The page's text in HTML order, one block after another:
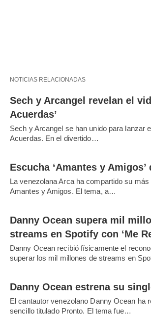
NOTICIAS RELACIONADAS
Sech y Arcangel revelan el
Acuerdas’
Sech y Arcangel se han unido para lanzar
Acuerdas. En el divertido…
Escucha ‘Amantes y Amigos’
La venezolana Arca ha compartido su
Amantes y Amigos. El tema, a…
Danny Ocean supera mil
streams en Spotify con ‘Me
Danny Ocean recibió físicamente el
superar los mil millones de streams en
Danny Ocean estrena su
El cantautor venezolano Danny Ocean ha
sencillo titulado Pronto. El tema fue…